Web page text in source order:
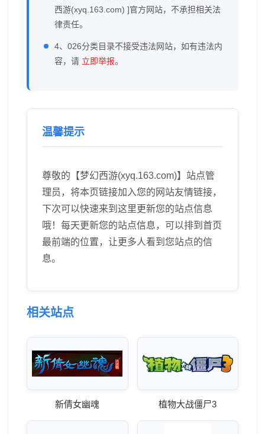
西游(xyq.163.com) ]官方网站，不承担相关法
律责任。
4、026分类目录不接受违法网站，如有违法内
容，请 立即举报。
温馨提示
尊敬的【梦幻西游(xyq.163.com)】站点管
理员，将本页链接加入您的网站友情链接，
下次可以快速来到这里更新您的站点信息
哦！每天更新您的站点信息，可以排到首页
最前端的位置，让更多人看到您站点的信
息。
相关站点
新倩女幽魂 植物大战僵尸3